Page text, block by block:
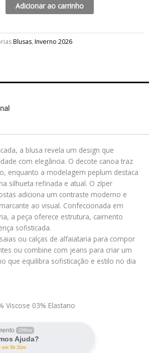
Adicionar ao carrinho
Blusas, Inverno 2026
a blusa revela um design que
com elegância. O decote canoa traz
enquanto a modelagem peplum destaca
silhueta refinada e atual. O zíper
adiciona um contraste moderno e
ao visual. Confeccionada em
a peça oferece estrutura, caimento
sofisticada.
ou calças de alfaiataria para compor
ou combine com jeans para criar um
que equilibra sofisticação e estilo no dia
Viscose 03% Elastano
Offline
Ajuda?
em 5h:31m